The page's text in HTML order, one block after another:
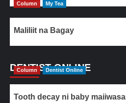
Column My Tea
Maliliit na Bagay
DENTIST ONLINE
Column Dentist Online
Tooth decay ni baby